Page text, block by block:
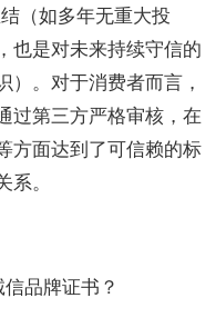
（如多年无重大投
也是对未来持续守信的
）。对于消费者而言，
过第三方严格审核，在
方面达到了可信赖的标
系。
品牌证书？